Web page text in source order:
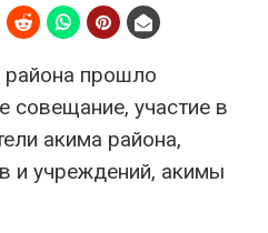
района прошло
совещание, участие в
акима района,
и учреждений, акимы